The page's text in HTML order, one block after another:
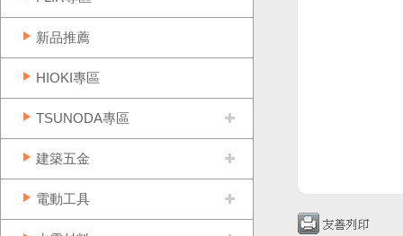
新品推薦
HIOKI專區
TSUNODA專區
建築五金
電動工具